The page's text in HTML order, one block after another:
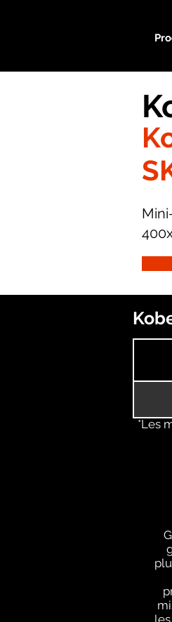
*Les